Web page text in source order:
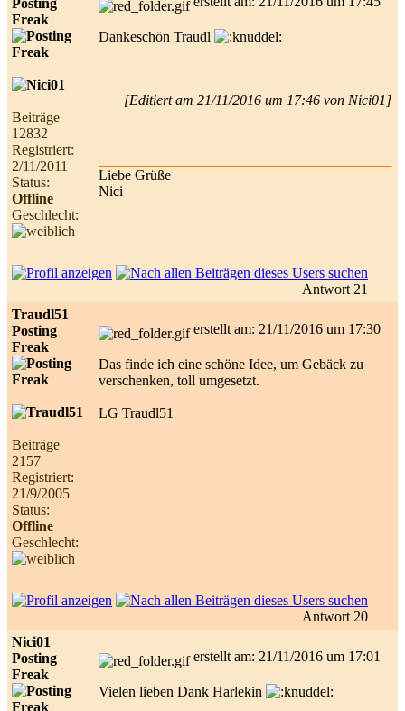
Posting
Freak
Beiträge
12832
Registriert:
2/11/2011
Status:
Offline
Geschlecht:
Dankeschön Traudl
[Editiert am 21/11/2016 um 17:46 von Nici01]
Liebe Grüße
Nici
Antwort 21
Traudl51
Posting
Freak
Beiträge
2157
Registriert:
21/9/2005
Status:
Offline
Geschlecht:
erstellt am: 21/11/2016 um 17:30
Das finde ich eine schöne Idee, um Gebäck zu
verschenken, toll umgesetzt.
LG Traudl51
Antwort 20
Nici01
Posting
Freak
erstellt am: 21/11/2016 um 17:01
Vielen lieben Dank Harlekin